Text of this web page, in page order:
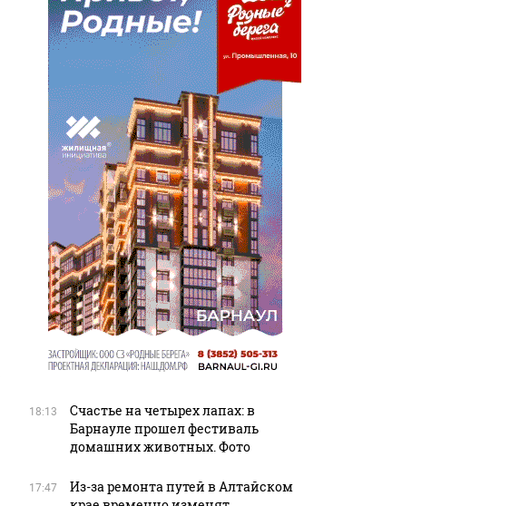
18:13
Счастье на четырех лапах: в
Барнауле прошел фестиваль
домашних животных. Фото
17:47
Из-за ремонта путей в Алтайском